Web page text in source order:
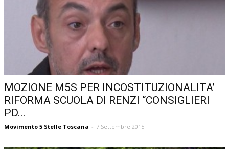
MOZIONE M5S PER INCOSTITUZIONALITA’
RIFORMA SCUOLA DI RENZI “CONSIGLIERI
PD...
Movimento 5 Stelle Toscana - 7 Settembre 2015